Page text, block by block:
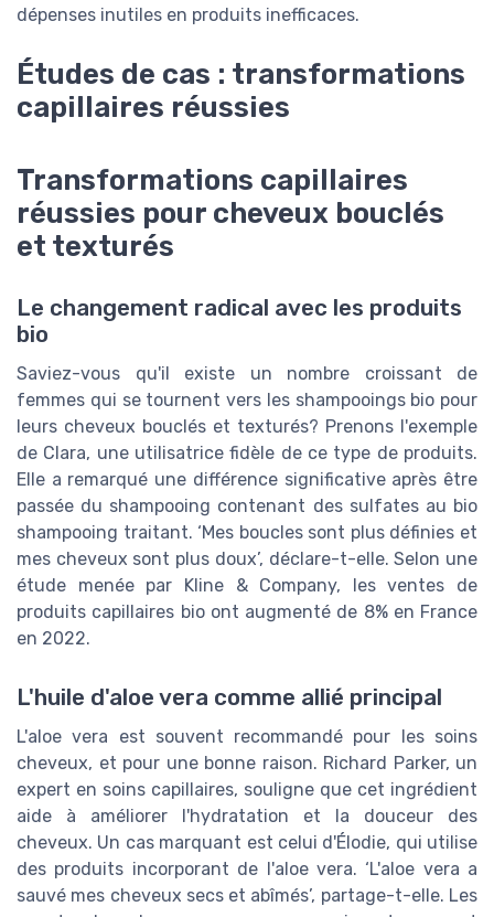
dépenses inutiles en produits inefficaces.
Études de cas : transformations
capillaires réussies
Transformations capillaires
réussies pour cheveux bouclés
et texturés
Le changement radical avec les produits
bio
Saviez-vous qu'il existe un nombre croissant de
femmes qui se tournent vers les shampooings bio pour
leurs cheveux bouclés et texturés? Prenons l'exemple
de Clara, une utilisatrice fidèle de ce type de produits.
Elle a remarqué une différence significative après être
passée du shampooing contenant des sulfates au bio
shampooing traitant. ‘Mes boucles sont plus définies et
mes cheveux sont plus doux’, déclare-t-elle. Selon une
étude menée par Kline & Company, les ventes de
produits capillaires bio ont augmenté de 8% en France
en 2022.
L'huile d'aloe vera comme allié principal
L'aloe vera est souvent recommandé pour les soins
cheveux, et pour une bonne raison. Richard Parker, un
expert en soins capillaires, souligne que cet ingrédient
aide à améliorer l'hydratation et la douceur des
cheveux. Un cas marquant est celui d'Élodie, qui utilise
des produits incorporant de l'aloe vera. ‘L'aloe vera a
sauvé mes cheveux secs et abîmés’, partage-t-elle. Les